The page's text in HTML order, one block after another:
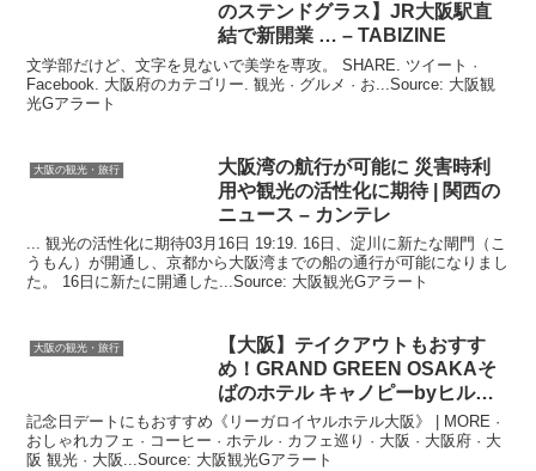
のステンドグラス】JR大阪駅直
結で新開業 … – TABIZINE
文学部だけど、文字を見ないで美学を専攻。 SHARE. ツイート ·
Facebook. 大阪府のカテゴリー. 観光 · グルメ · お...Source: 大阪観
光Gアラート
大阪の観光・旅行 大阪湾の航行が可能に 災害時利
用や観光の活性化に期待 | 関西の
ニュース – カンテレ
... 観光の活性化に期待03月16日 19:19. 16日、淀川に新たな閘門（こ
うもん）が開通し、京都から大阪湾までの船の通行が可能になりまし
た。 16日に新たに開通した...Source: 大阪観光Gアラート
大阪の観光・旅行 【大阪 】テイクアウトもおすす
め！GRAND GREEN OSAKAそ
ばのホテル キャノピーbyヒルト
ン …
記念日デートにもおすすめ《リーガロイヤルホテル大阪》 | MORE ·
おしゃれカフェ · コーヒー · ホテル · カフェ巡り · 大阪 · 大阪府 · 大
阪 観光 · 大阪...Source: 大阪観光Gアラート